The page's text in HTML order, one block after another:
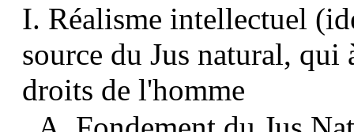
I. Réalisme intellectuel
source du Jus natural, qui
droits de l'homme